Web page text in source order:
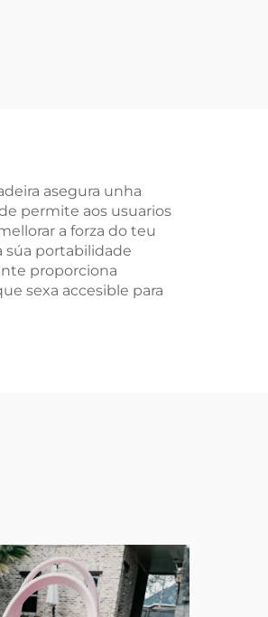
asegura unha
permite aos usuarios
a forza do teu
súa portabilidade
proporciona
sexa accesible para